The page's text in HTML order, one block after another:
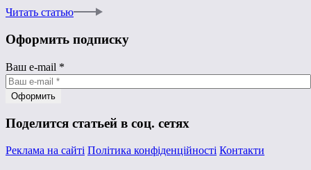
Читать статью
Оформить подписку
Ваш e-mail *
Поделится статьей в соц. сетях
Реклама на сайті Політика конфіденційності Контакти